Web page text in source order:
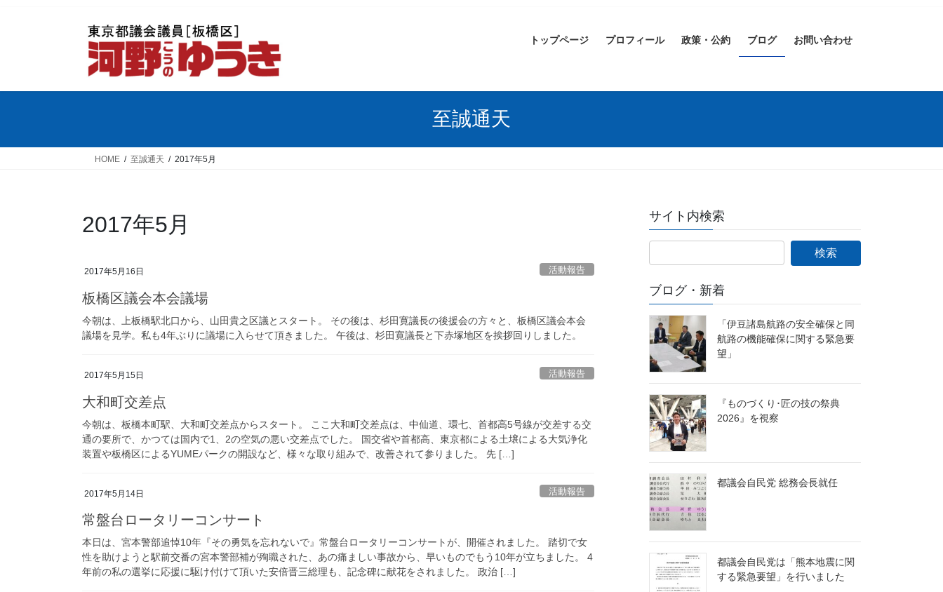
へ
ョ
トップページ プロフィール 政策・公約 ブログ お問い合わせ
至誠通天
HOME 至誠通天 2017年5月
2017年5月
2017年5月16日 活動報告
板橋区議会本会議場
今朝は、上板橋駅北口から、山田貴之区議とスタート。 その後は、杉田寛議長の後援会の方々と、板橋区議会本会
議場を見学。私も4年ぶりに議場に入らせて頂きました。 午後は、杉田寛議長と下赤塚地区を挨拶回りしました。
2017年5月15日 活動報告
大和町交差点
今朝は、板橋本町駅、大和町交差点からスタート。 ここ大和町交差点は、中仙道、環七、首都高5号線が交差する交
通の要所で、かつては国内で1、2の空気の悪い交差点でした。 国交省や首都高、東京都による土壌による大気浄化
装置や板橋区によるYUMEパークの開設など、様々な取り組みで、改善されて参りました。 先 […]
2017年5月14日 活動報告
常盤台ロータリーコンサート
本日は、宮本警部追悼10年『その勇気を忘れないで』常盤台ロータリーコンサートが、開催されました。 踏切で女
性を助けようと駅前交番の宮本警部補が殉職された、あの痛ましい事故から、早いものでもう10年が立ちました。 4
年前の私の選挙に応援に駆け付けて頂いた安倍晋三総理も、記念碑に献花をされました。 政治 […]
サイト内検索
ブログ・新着
「伊豆諸島航路の安全確保と同
航路の機能確保に関する緊急要
望」
『ものづくり･匠の技の祭典
2026』を視察
都議会自民党 総務会長就任
都議会自民党は「熊本地震に関
する緊急要望」を行いました